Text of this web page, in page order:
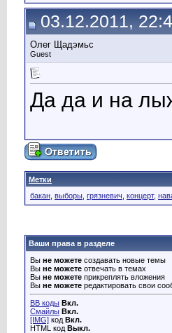
03.12.2011,
Олег Щадэмьс
Guest
Да да и на
Метки
бакан выборы грязневич концерт,
Ваши права в разделе
Вы не можете создавать новые темы
Вы не можете отвечать в темах
Вы не можете прикреплять вложения
Вы не можете редактировать свои
BB коды Вкл.
Смайлы Вкл.
[IMG] код Вкл.
HTML код Выкл.